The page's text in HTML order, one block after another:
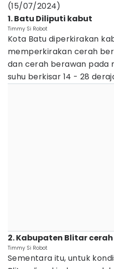
(15/07/2024)
1. Batu Diliputi kabut
Timmy Si Robot
Kota Batu diperkirakan
memperkirakan cerah
dan cerah berawan pada
suhu berkisar 14 - 28
2. Kabupaten Blitar
Timmy Si Robot
Sementara itu, untuk